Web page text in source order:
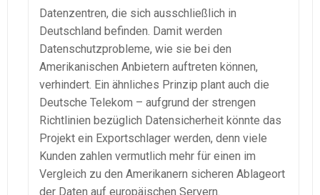
Datenzentren, die sich ausschließlich in
Deutschland befinden. Damit werden
Datenschutzprobleme, wie sie bei den
Amerikanischen Anbietern auftreten können,
verhindert. Ein ähnliches Prinzip plant auch die
Deutsche Telekom – aufgrund der strengen
Richtlinien bezüglich Datensicherheit könnte das
Projekt ein Exportschlager werden, denn viele
Kunden zahlen vermutlich mehr für einen im
Vergleich zu den Amerikanern sicheren Ablageort
der Daten auf europäischen Servern.